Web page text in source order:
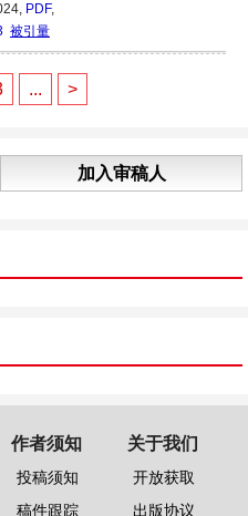
PDF,
被引量
... >
加入审稿人
作者须知
投稿须知
稿件跟踪
关于我们
开放获取
出版协议